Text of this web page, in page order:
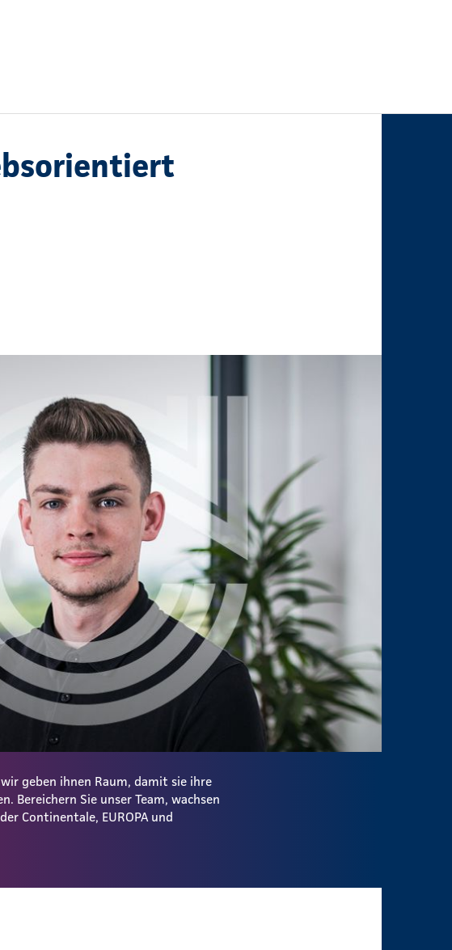
geben ihnen Raum, damit sie ihre
Bereichern Sie unser Team, wachsen
Continentale, EUROPA und